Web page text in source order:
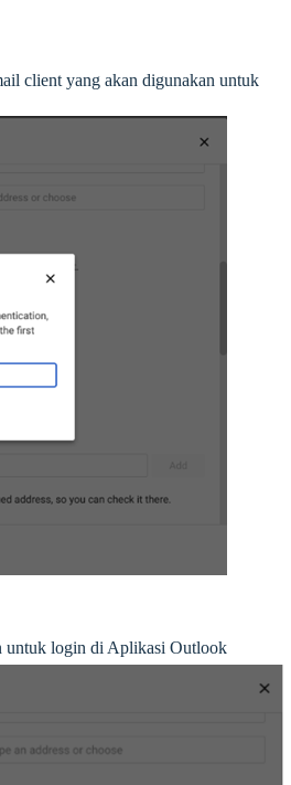
client yang akan digunakan untuk
untuk login di Aplikasi Outlook